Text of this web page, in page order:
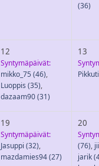
(36)
12
Syntymäpäivät:
mikko_75 (46),
Luoppis (35),
dazaam90(31)
13
19
Syntymäpäivät:
Jasuppi (32),
mazdamies94(27)
20
(76),
jarik